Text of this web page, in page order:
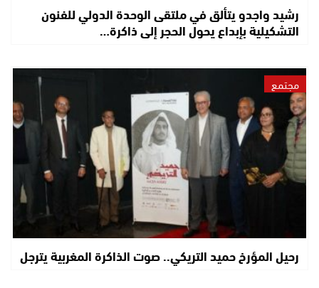
رشيد واجدو يتألق في ملتقى الوحدة الدولي للفنون
التشكيلية بإبداع يحول الحجر إلى ذاكرة…
مجتمع
رحيل المؤرخ حميد التريكي.. صوت الذاكرة المغربية يترجل